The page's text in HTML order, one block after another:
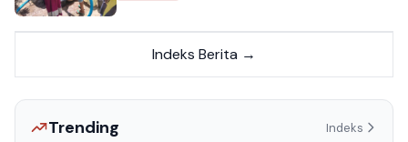
Indeks Berita →
Trending Indeks